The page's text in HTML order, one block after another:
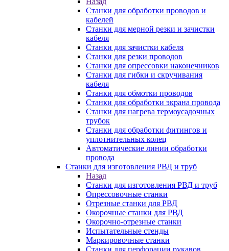
Станки для обработки проводов и
кабелей
Станки для мерной резки и зачистки
кабеля
Станки для зачистки кабеля
Станки для резки проводов
Станки для опрессовки наконечников
Станки для гибки и скручивания
кабеля
Станки для обмотки проводов
Станки для обработки экрана провода
Станки для нагрева термоусадочных
трубок
Станки для обработки фитингов и
уплотнительных колец
Автоматические линии обработки
провода
Станки для изготовления РВД и труб
Назад
Станки для изготовления РВД и труб
Опрессовочные станки
Отрезные станки для РВД
Окорочные станки для РВД
Окорочно-отрезные станки
Испытательные стенды
Маркировочные станки
Станки для перфорации рукавов